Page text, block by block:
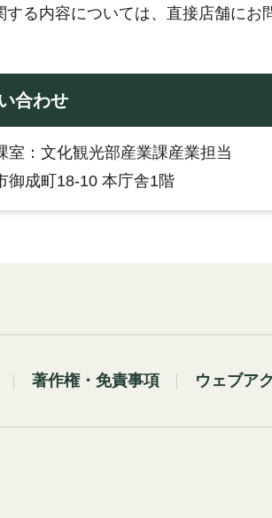
する内容については、直接店舗にお
合わせ
室：文化観光部産業課産業担当
御成町18-10 本庁舎1階
著作権・免責事項 ウェブア